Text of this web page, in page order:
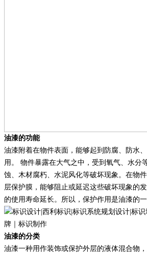
油漆的功能
油漆附着在物件表面，能够起到防腐、防水
用。
物件暴露在大气之中，受到氧气、水分
蚀、木材腐朽、水泥风化等破坏现象。在物
层保护膜，能够阻止或延迟这些破坏现象的
的使用寿命延长。所以，保护作用是油漆的一
油漆的分类
油漆一种用作装饰或保护外层的液体混合物